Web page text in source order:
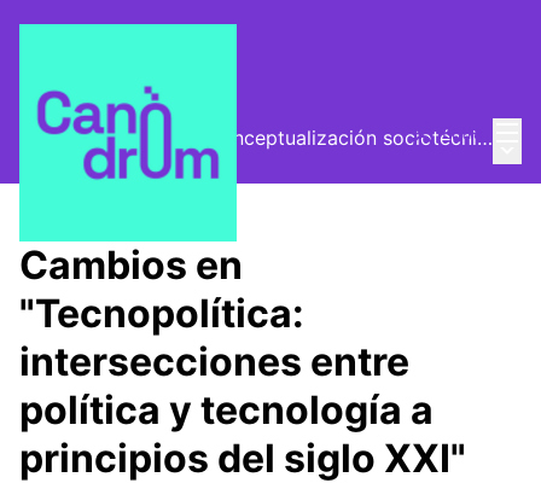
EntraEl Vector (vector de conceptualización sociotécnica)
Encuentros
Cambios en
"Tecnopolítica:
intersecciones entre
política y tecnología a
principios del siglo XXI"